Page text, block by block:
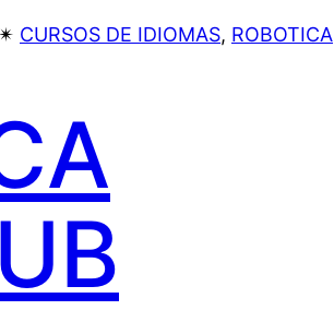
✴︎ CURSOS DE IDIOMAS, ROBOTICA